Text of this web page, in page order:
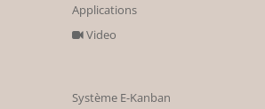
Applications
Video
Système E-Kanban